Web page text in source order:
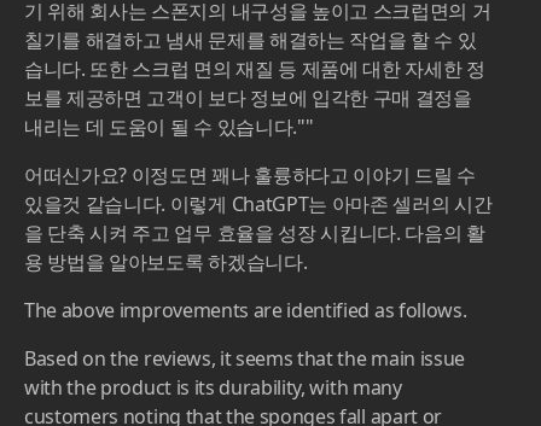
"리뷰를 보면 스펀지가 쉽게 부서지거나 찢어진다는 고
객들이 많아 내구성이 제품의 가장 큰 문제인 것 같습니
다. 또한 일부 고객은 스크럽 면이 너무 거칠고 통증을 유
발할 수 있다고 언급했으며 다른 고객은 스폰지에서 불쾌
한 냄새가 빨리 발생한다고 언급했습니다. 판매를 개선하
기 위해 회사는 스폰지의 내구성을 높이고 스크럽면의 거
칠기를 해결하고 냄새 문제를 해결하는 작업을 할 수 있
습니다. 또한 스크럽 면의 재질 등 제품에 대한 자세한 정
보를 제공하면 고객이 보다 정보에 입각한 구매 결정을
내리는 데 도움이 될 수 있습니다.""
어떠신가요? 이정도면 꽤나 훌륭하다고 이야기 드릴 수
있을것 같습니다. 이렇게 ChatGPT는 아마존 셀러의 시간
을 단축 시켜 주고 업무 효율을 성장 시킵니다. 다음의 활
용 방법을 알아보도록 하겠습니다.